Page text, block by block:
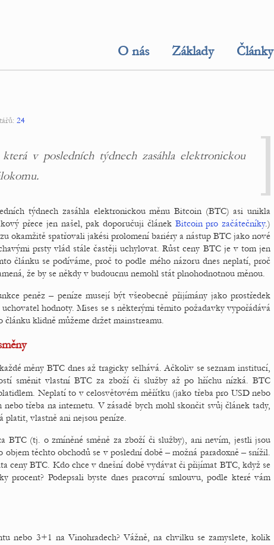
O nás Základy Články
24
v posledních týdnech zasáhla elektronickou
týdnech zasáhla elektronickou měnu Bitcoin (BTC) asi unikla
přece jen našel, pak doporučuji článek Bitcoin pro začátečníky.)
okamžitě spatřovali jakési prolomení bariéry a nástup BTC jako nové
prsty vlád stále častěji uchylovat. Růst ceny BTC je v tom jen
článku se podíváme, proč to podle mého názoru dnes neplatí, proč
že by se někdy v budoucnu nemohl stát plnohodnotnou měnou.
peněz – peníze musejí být všeobecně přijímány jako prostředek
hodnoty. Mises se s některými těmito požadavky vypořádává
článku klidně můžeme držet mainstreamu.
měny BTC dnes až tragicky selhává. Ačkoliv se seznam institucí,
směnit vlastní BTC za zboží či služby až po hříchu nízká. BTC
Neplatí to v celosvětovém měřítku (jako třeba pro USD nebo
třeba na internetu. V zásadě bych mohl skončit svůj článek tady,
platit, vlastně ani nejsou peníze.
BTC (tj. o zmíněné směně za zboží či služby), ani nevím, jestli jsou
těchto obchodů se v poslední době – možná paradoxně – snížil.
ceny BTC. Kdo chce v dnešní době vydávat či přijímat BTC, když se
procent? Podepsali byste dnes pracovní smlouvu, podle které vám
nebo 3+1 na Vinohradech? Vážně, na chvilku se zamyslete, kolik